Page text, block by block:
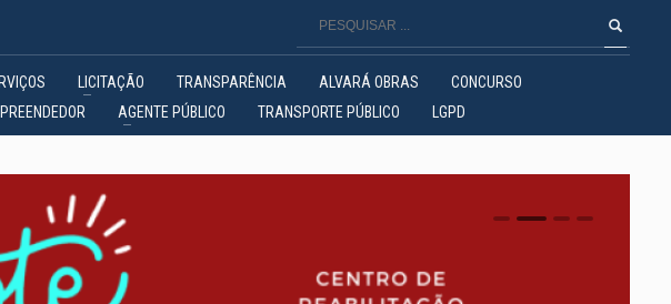
LICITAÇÃO TRANSPARÊNCIA ALVARÁ OBRAS
CONCURSO
AGENTE PÚBLICO TRANSPORTE PÚBLICO LGPD
0 1 2